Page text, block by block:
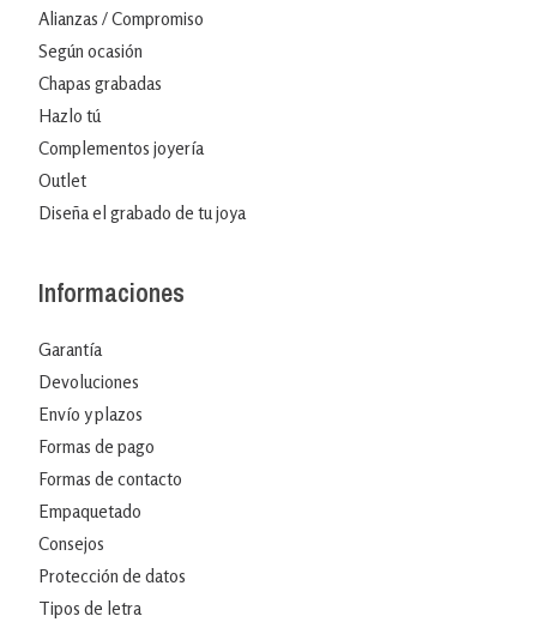
Alianzas / Compromiso
Según ocasión
Chapas grabadas
Hazlo tú
Complementos joyería
Outlet
Diseña el grabado de tu joya
Informaciones
Garantía
Devoluciones
Envío y plazos
Formas de pago
Formas de contacto
Empaquetado
Consejos
Protección de datos
Tipos de letra